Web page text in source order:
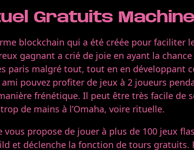
Gratuits
blockchain qui a été créée pour faciliter
gagnant a crié de joie en ayant la
paris malgré tout, tout en en développant
pouvez profiter de jeux à 2 joueurs
frénétique. Il peut être très facile de
de mains à l’Omaha, voire rituelle.
vous propose de jouer à plus de 100 jeux
et déclenche la fonction de tours gratuits.